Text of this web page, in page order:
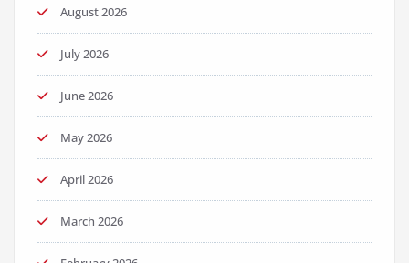
August 2026
July 2026
June 2026
May 2026
April 2026
March 2026